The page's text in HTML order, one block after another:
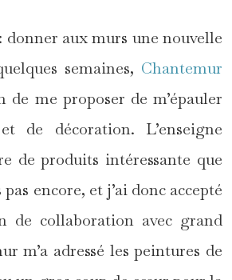
donner aux murs une nouvelle
semaines, Chantemur
de me proposer de m’épauler
de décoration. L’enseigne
de produits intéressante que
encore, et j’ai donc accepté
de collaboration avec grand
m’a adressé les peintures de